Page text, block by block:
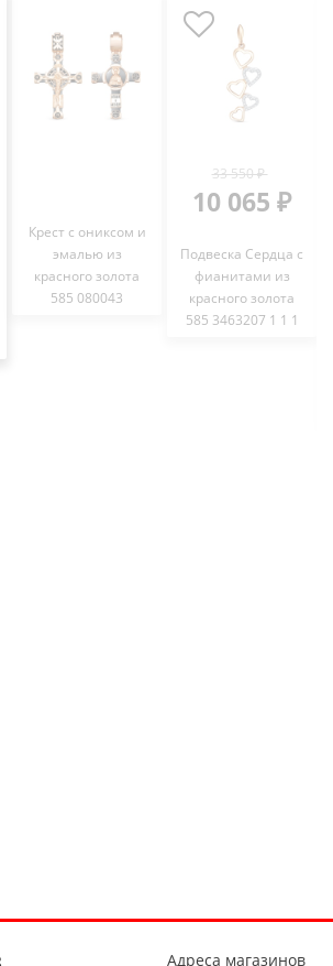
Крест с ониксом и
эмалью из
красного золота
585 080043
33 550 ₽
10 065 ₽
Подвеска Сердца с
фианитами из
красного золота
585 3463207 1 1 1
Адреса магазинов